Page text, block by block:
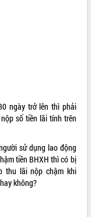
ngày trở lên thì phải
số tiền lãi tính trên
sử dụng lao động
tiền BHXH thì có bị
thu lãi nộp chậm khi
không?